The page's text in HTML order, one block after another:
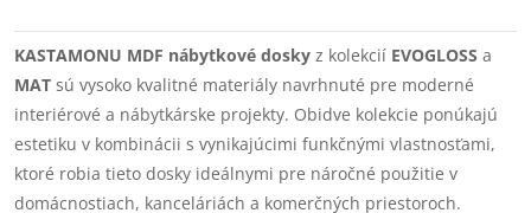
KASTAMONU MDF nábytkové dosky z kolekcií EVOGLOSS a
MAT sú vysoko kvalitné materiály navrhnuté pre moderné
interiérové a nábytkárske projekty. Obidve kolekcie ponúkajú
estetiku v kombinácii s vynikajúcimi funkčnými vlastnosťami,
ktoré robia tieto dosky ideálnymi pre náročné použitie v
domácnostiach, kanceláriách a komerčných priestoroch.